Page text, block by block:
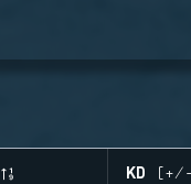
KD (+/-